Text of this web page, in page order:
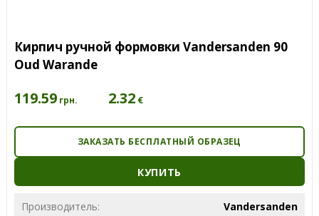
Кирпич ручной формовки Vandersanden 90
Oud Warande
119.59 грн. 2.32 €
ЗАКАЗАТЬ БЕСПЛАТНЫЙ ОБРАЗЕЦ
КУПИТЬ
Производитель:
Vandersanden